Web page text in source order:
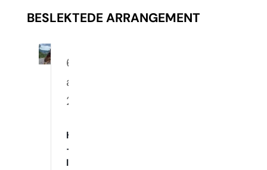
BESLEKTEDE ARRANGEMENT
6.
august
2026
Hverdagslydighet
–
Innetrening